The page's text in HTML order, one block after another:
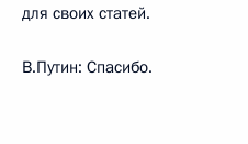
для своих статей.
В.Путин: Спасибо.